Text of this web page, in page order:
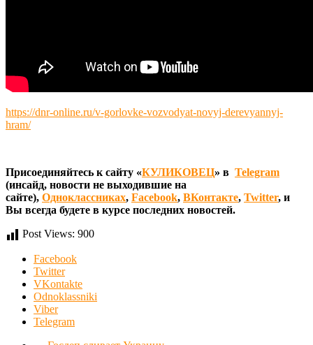
https://dnr-online.ru/v-gorlovke-vozvodyat-novyj-derevyannyj-
hram/
Присоединяйтесь к сайту «КУЛИКОВЕЦ» в Telegram
(инсайд, новости не выходившие на
сайте), Одноклассниках, Facebook, ВКонтакте, Twitter, и
Вы всегда будете в курсе последних новостей.
Post Views: 900
Facebook
Twitter
VKontakte
Odnoklassniki
Viber
Telegram